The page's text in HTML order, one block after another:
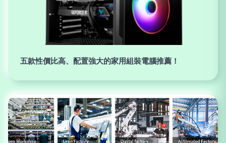
五款性價比高、配置強大的家用組裝電腦推薦！